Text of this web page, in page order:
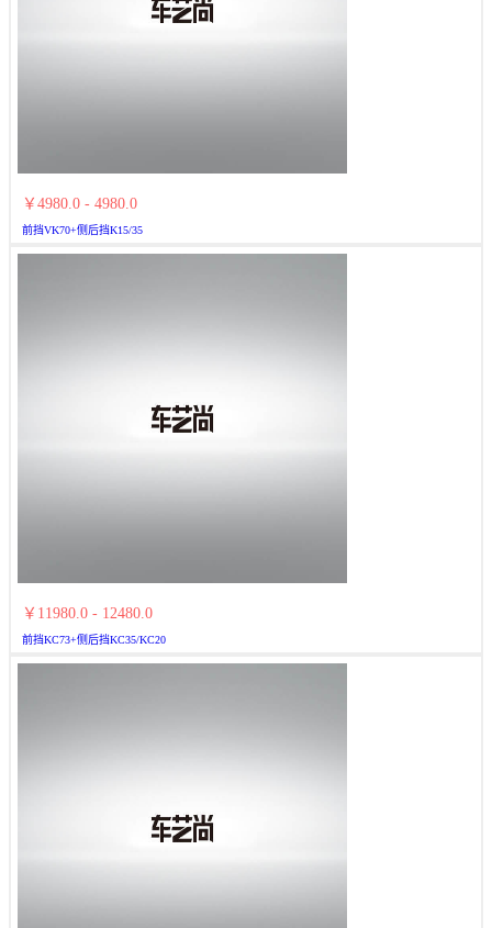
￥4980.0 - 4980.0
前挡VK70+侧后挡K15/35
￥11980.0 - 12480.0
前挡KC73+侧后挡KC35/KC20